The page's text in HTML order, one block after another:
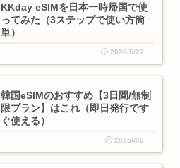
KKday eSIMを日本一時帰国で使
ってみた（3ステップで使い方簡
単）
2025/5/27
韓国eSIMのおすすめ【3日間/無制
限プラン】はこれ（即日発行です
ぐ使える）
2025/4/2